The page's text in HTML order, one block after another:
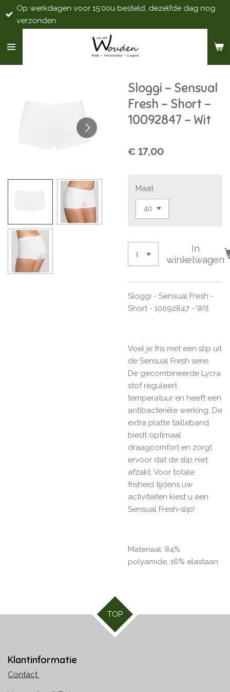
Ga
direct
de
Op werkdagen voor 15:00u besteld, dezelfde dag nog
verzonden
Sloggi - Sensual
Fresh - Short -
10092847 - Wit
€ 17,00
Maat
In
winkelwagen
Sloggi - Sensual Fresh -
Short - 10092847 - Wit
Voel je fris met een slip uit
de Sensual Fresh serie.
De gecombineerde Lycra
stof reguleert
temperatuur en heeft een
antibacteriële werking. De
extra platte tailleband
biedt optimaal
draagcomfort en zorgt
ervoor dat de slip niet
afzakt. Voor totale
frisheid tijdens uw
activiteiten kiest u een
Sensual Fresh-slip!
Materiaal: 84%
polyamide, 16% elastaan
TOP
Klantinformatie
Contact